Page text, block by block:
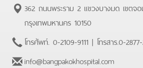
362 ถนนพระราม 2 แขวงบางมด เขตจ
กรุงเทพมหานคร 10150
โทรศัพท์. 0-2109-9111 | โทรสาร.0-
info@bangpakokhospital.com